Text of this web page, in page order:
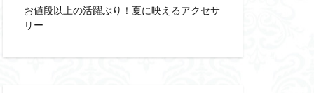
お値段以上の活躍ぶり！夏に映えるアクセサ
リー